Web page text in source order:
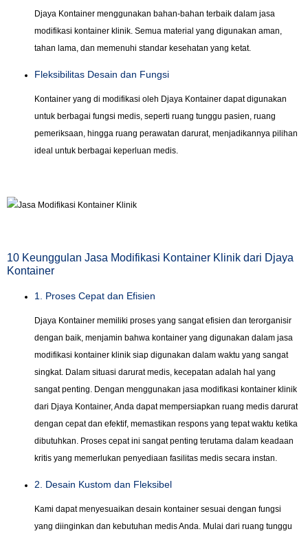
Djaya Kontainer menggunakan bahan-bahan terbaik dalam jasa
modifikasi kontainer klinik. Semua material yang digunakan aman,
tahan lama, dan memenuhi standar kesehatan yang ketat.
Fleksibilitas Desain dan Fungsi
Kontainer yang di modifikasi oleh Djaya Kontainer dapat digunakan
untuk berbagai fungsi medis, seperti ruang tunggu pasien, ruang
pemeriksaan, hingga ruang perawatan darurat, menjadikannya pilihan
ideal untuk berbagai keperluan medis.
10 Keunggulan Jasa Modifikasi Kontainer Klinik dari Djaya
Kontainer
1. Proses Cepat dan Efisien
Djaya Kontainer memiliki proses yang sangat efisien dan terorganisir
dengan baik, menjamin bahwa kontainer yang digunakan dalam jasa
modifikasi kontainer klinik siap digunakan dalam waktu yang sangat
singkat. Dalam situasi darurat medis, kecepatan adalah hal yang
sangat penting. Dengan menggunakan jasa modifikasi kontainer klinik
dari Djaya Kontainer, Anda dapat mempersiapkan ruang medis darurat
dengan cepat dan efektif, memastikan respons yang tepat waktu ketika
dibutuhkan. Proses cepat ini sangat penting terutama dalam keadaan
kritis yang memerlukan penyediaan fasilitas medis secara instan.
2. Desain Kustom dan Fleksibel
Kami dapat menyesuaikan desain kontainer sesuai dengan fungsi
yang diinginkan dan kebutuhan medis Anda. Mulai dari ruang tunggu